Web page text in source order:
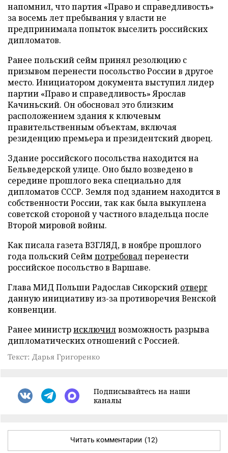
напомнил, что партия «Право и справедливость»
за восемь лет пребывания у власти не
предпринимала попыток выселить российских
дипломатов.
Ранее польский сейм принял резолюцию с
призывом перенести посольство России в другое
место. Инициатором документа выступил лидер
партии «Право и справедливость» Ярослав
Качиньский. Он обосновал это близким
расположением здания к ключевым
правительственным объектам, включая
резиденцию премьера и президентский дворец.
Здание российского посольства находится на
Бельведерской улице. Оно было возведено в
середине прошлого века специально для
дипломатов СССР. Земля под зданием находится в
собственности России, так как была выкуплена
советской стороной у частного владельца после
Второй мировой войны.
Как писала газета ВЗГЛЯД, в ноябре прошлого
года польский Сеймпотребовалперенести
российское посольство в Варшаве.
Глава МИД Польши Радослав Сикорский отверг
данную инициативу из-за противоречия Венской
конвенции.
Ранее министрисключилвозможность разрыва
дипломатических отношений с Россией.
Текст: Дарья Григоренко
Подписывайтесь на наши
каналы
Читать комментарии (12)